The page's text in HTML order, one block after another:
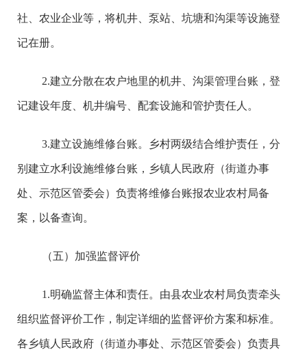
社、农业企业等，将机井、泵站、坑塘和沟渠等设施登
记在册。
2.建立分散在农户地里的机井、沟渠管理台账，登
记建设年度、机井编号、配套设施和管护责任人。
3.建立设施维修台账。乡村两级结合维护责任，分
别建立水利设施维修台账，乡镇人民政府（街道办事
处、示范区管委会）负责将维修台账报农业农村局备
案，以备查询。
（五）加强监督评价
1.明确监督主体和责任。由县农业农村局负责牵头
组织监督评价工作，制定详细的监督评价方案和标准。
各乡镇人民政府（街道办事处、示范区管委会）负责具